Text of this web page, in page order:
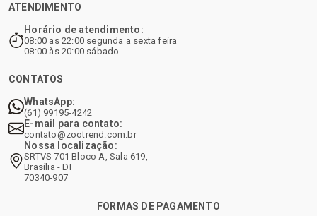
ATENDIMENTO
Horário de atendimento:
08:00 as 22:00 segunda a sexta feira
08:00 às 20:00 sábado
CONTATOS
WhatsApp:
(61) 99195-4242
E-mail para contato:
contato@zootrend.com.br
Nossa localização:
SRTVS 701 Bloco A, Sala 619,
Brasília - DF
70340-907
FORMAS DE PAGAMENTO